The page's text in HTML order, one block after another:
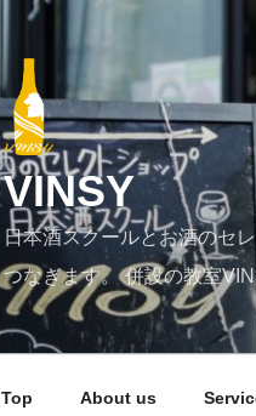
VINSY
日本酒スクールとお酒のセ
つなぎます。 併設の教室
Top About us